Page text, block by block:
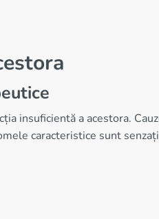
insuficientă a acestora.
caracteristice sunt